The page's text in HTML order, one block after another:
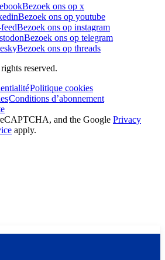
Bezoek ons op x
Bezoek ons op youtube
Bezoek ons op instagram
Bezoek ons op telegram
Bezoek ons op threads
reserved.
Politique cookies
Conditions d’abonnement
and the Google Privacy
apply.